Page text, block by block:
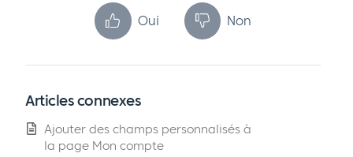
Oui Non
Articles connexes
Ajouter des champs personnalisés à
la page Mon compte